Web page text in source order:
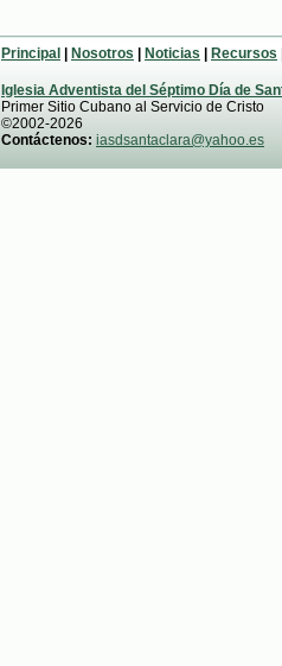
Principal Nosotros Noticias Recursos
Iglesia Adventista del Séptimo Día de
Primer Sitio Cubano al Servicio de Cristo
©2002-2026
Contáctenos: iasdsantaclara@yahoo.es